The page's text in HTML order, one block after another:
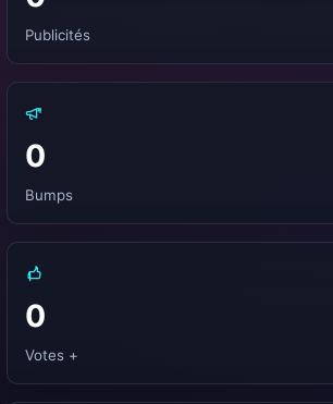
Publicités
0
Bumps
0
Votes +